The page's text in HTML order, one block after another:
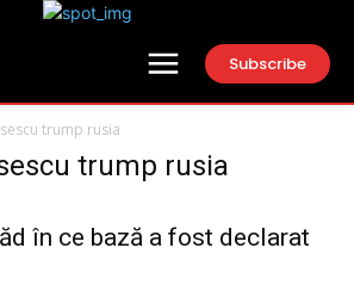
Subscribe
trump rusia
trump rusia
în ce bază a fost declarat